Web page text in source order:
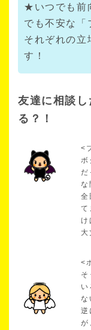
★いつでも前
でも不安な「
それぞれの立
す！
友達に相談
る？！
<
ボ
だ
な
全
て
け
大
<
そ
い
な
逆
が